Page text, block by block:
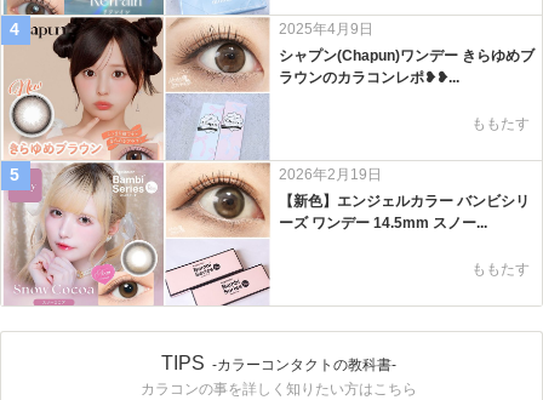
4
2025年4月9日
シャプン(Chapun)ワンデー きらゆめブ
ラウンのカラコンレポ❥❥...
ももたす
5
2026年2月19日
【新色】エンジェルカラー バンビシリ
ーズ ワンデー 14.5mm スノー...
ももたす
TIPS -カラーコンタクトの教科書-
カラコンの事を詳しく知りたい方はこちら